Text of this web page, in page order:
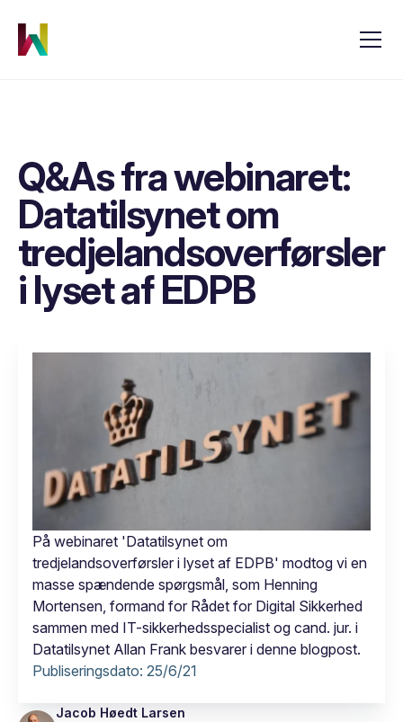
Q&As fra webinaret:
Datatilsynet om
tredjelandsoverførsler
i lyset af EDPB
På webinaret 'Datatilsynet om
tredjelandsoverførsler i lyset af EDPB' modtog vi en
masse spændende spørgsmål, som Henning
Mortensen, formand for Rådet for Digital Sikkerhed
sammen med IT-sikkerhedsspecialist og cand. jur. i
Datatilsynet Allan Frank besvarer i denne blogpost.
Publiseringsdato: 25/6/21
Jacob Høedt Larsen